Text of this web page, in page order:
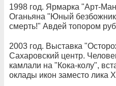
1998 год. Ярмарка "Арт-
Оганьяна "Юный
смерть!" Авдей топором
2003 год. Выставка
Сахаровский центр.
камлали на "Кока-колу",
оклады икон заместо лика